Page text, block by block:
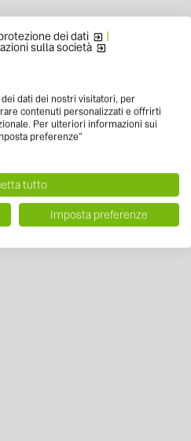
dei dati |
sulla società
dati dei nostri visitatori, per
contenuti personalizzati e offrirti
Per ulteriori informazioni sui
preferenze”
tutto
Imposta preferenze